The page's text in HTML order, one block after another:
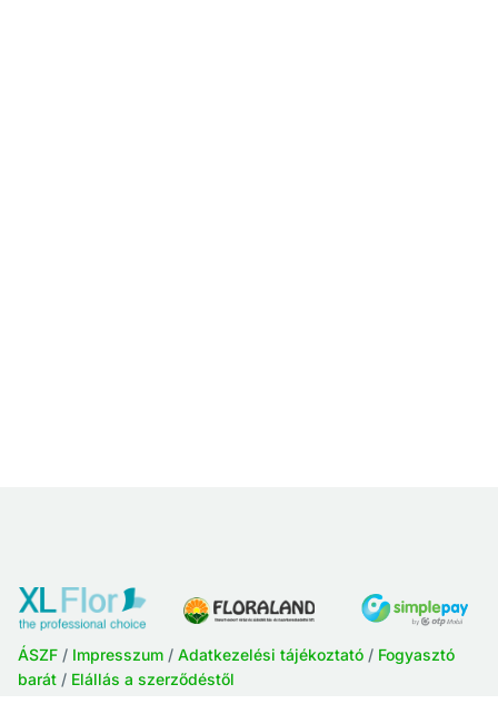
ÁSZF / Impresszum / Adatkezelési tájékoztató / Fogyasztó
barát / Elállás a szerződéstől